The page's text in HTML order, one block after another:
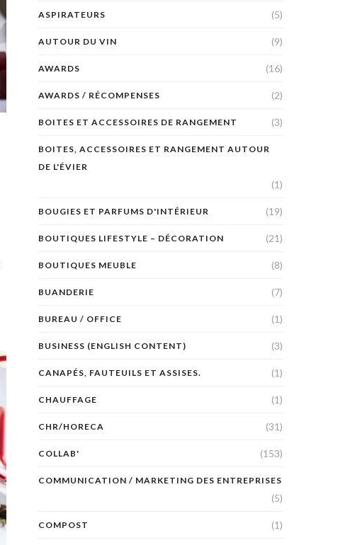
ASPIRATEURS (5)
AUTOUR DU VIN (9)
AWARDS (16)
AWARDS / RÉCOMPENSES (2)
BOITES ET ACCESSOIRES DE RANGEMENT (3)
BOITES, ACCESSOIRES ET RANGEMENT AUTOUR
DE L'ÉVIER
(1)
BOUGIES ET PARFUMS D'INTÉRIEUR (19)
BOUTIQUES LIFESTYLE – DÉCORATION (21)
BOUTIQUES MEUBLE (8)
BUANDERIE (7)
BUREAU / OFFICE (1)
BUSINESS (ENGLISH CONTENT) (3)
CANAPÉS, FAUTEUILS ET ASSISES. (1)
CHAUFFAGE (1)
CHR/HORECA (31)
COLLAB' (153)
COMMUNICATION / MARKETING DES ENTREPRISES
(5)
COMPOST (1)